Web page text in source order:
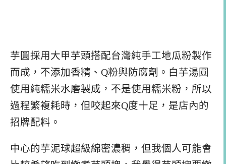
芋圓採用大甲芋頭搭配台灣純手工地瓜粉製作
而成，不添加香精、Q粉與防腐劑。白芋湯圓
使用純糯米水磨製成，不是使用糯米粉，所以
過程繁複耗時，但咬起來Q度十足，是店內的
招牌配料。
中心的芋泥球超級綿密濃稠，但我個人可能會